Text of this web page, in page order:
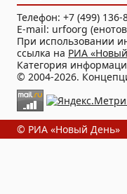
Телефон: +7 (499) 136-
E-mail: urfoorg
При использовании
ссылка на РИА
Категория
© 2004-2026.
© РИА «Новый День»